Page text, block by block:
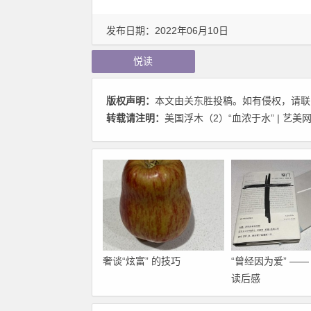
发布日期：2022年06月10日
悦读
版权声明： 本文由关东胜投稿。如有侵权，请
转载请注明： 美国浮木（2）“血浓于水” | 艺美网
奢谈“炫富” 的技巧
“曾经因为爱” ——
读后感